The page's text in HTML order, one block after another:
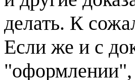
делать. К
Если же и с
"оформлении",